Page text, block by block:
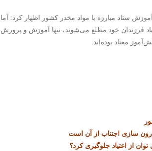
از اعتیاد فرزندان خود مطلع می‌شوند، تنها آموزش و
معتاد بوده‌اند.
درون سازی اجتناب از آن است
توان از اعتیاد جلوگیری کرد؟